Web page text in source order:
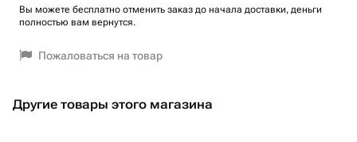
Вы можете бесплатно отменить заказ до начала доставки, деньги
полностью вам вернутся.
Пожаловаться на товар
Другие товары этого магазина